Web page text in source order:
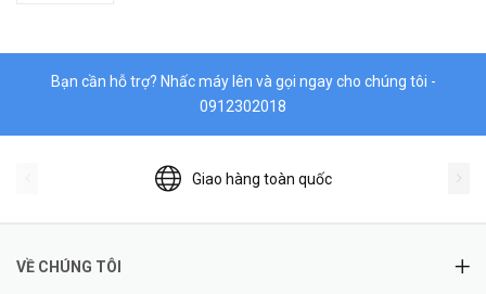
Bạn cần hỗ trợ? Nhấc máy lên và gọi ngay cho chúng tôi -
0912302018
Giao hàng toàn quốc
VỀ CHÚNG TÔI